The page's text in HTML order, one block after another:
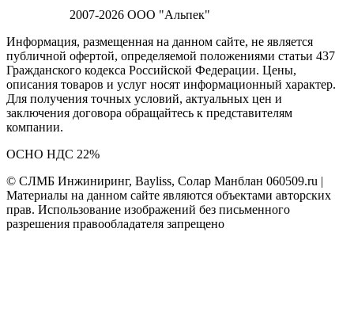
2007-2026 ООО "Альпек"
Информация, размещенная на данном сайте, не является
публичной офертой, определяемой положениями статьи 437
Гражданского кодекса Российской Федерации. Цены,
описания товаров и услуг носят информационный характер.
Для получения точных условий, актуальных цен и
заключения договора обращайтесь к представителям
компании.
ОСНО НДС 22%
© СЛМБ Инжиниринг, Bayliss, Солар Манблан 060509.ru |
Материалы на данном сайте являются объектами авторских
прав. Использование изображений без письменного
разрешения правообладателя запрещено